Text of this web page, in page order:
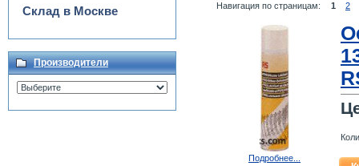
Навигация по страницам: 1 2
Подробнее...
Склад в Москве
Производители